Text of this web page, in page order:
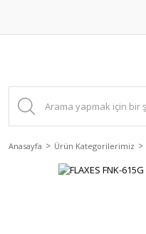
Anasayfa Ürün Kategorilerimiz